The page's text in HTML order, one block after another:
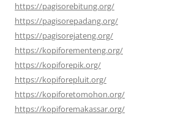
https://pagisorebitung.org/
https://pagisorepadang.org/
https://pagisorejateng.org/
https://kopiforementeng.org/
https://kopiforepik.org/
https://kopiforepluit.org/
https://kopiforetomohon.org/
https://kopiforemakassar.org/